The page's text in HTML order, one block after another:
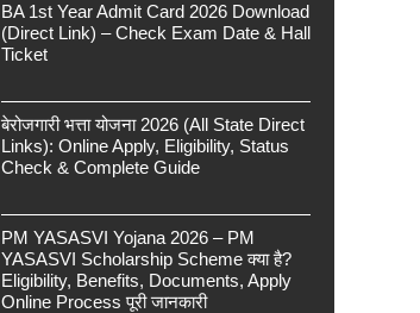
BA 1st Year Admit Card 2026 Download
(Direct Link) – Check Exam Date & Hall
Ticket
बेरोजगारी भत्ता योजना 2026 (All State Direct
Links): Online Apply, Eligibility, Status
Check & Complete Guide
PM YASASVI Yojana 2026 – PM
YASASVI Scholarship Scheme क्या है?
Eligibility, Benefits, Documents, Apply
Online Process पूरी जानकारी